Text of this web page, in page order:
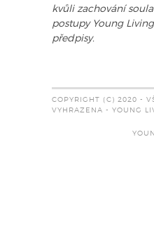
kvůli zachování
postupy Young
předpisy.
COPYRIGHT (C) 2020 -
VYHRAZENA - YOUNG